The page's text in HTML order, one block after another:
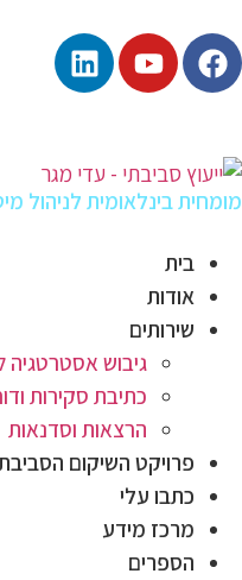
מומחית בינלאומית לניהול
בית
אודות
שירותים
גיבוש אסטרטגיה
כתיבת סקירות
הרצאות וסדנאות
פרויקט השיקום
כתבו עלי
מרכז מידע
הספרים